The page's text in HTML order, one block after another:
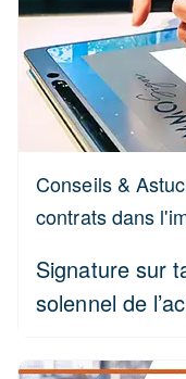
Conseils &
contrats dans
Signature sur
solennel de